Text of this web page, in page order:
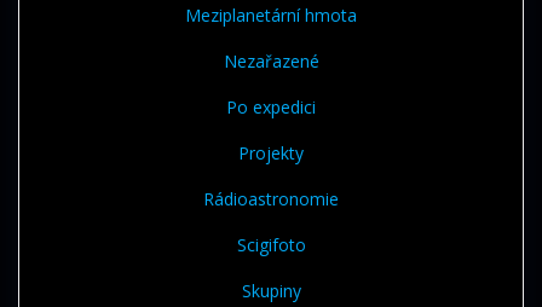
Meziplanetární hmota
Nezařazené
Po expedici
Projekty
Rádioastronomie
Scigifoto
Skupiny